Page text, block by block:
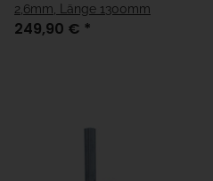
2,6mm, Länge 1300mm
249,90 € *